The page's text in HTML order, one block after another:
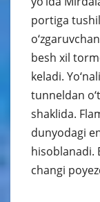
portiga
besh xil
keladi.
tunneldan
shaklida.
dunyodagi
hisoblanadi.
changi